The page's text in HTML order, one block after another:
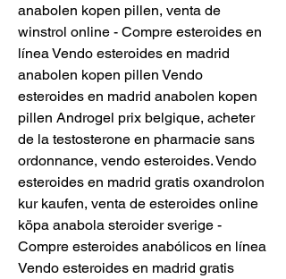
anabolen kopen pillen, venta de
winstrol online - Compre esteroides en
línea Vendo esteroides en madrid
anabolen kopen pillen Vendo
esteroides en madrid anabolen kopen
pillen Androgel prix belgique, acheter
de la testosterone en pharmacie sans
ordonnance, vendo esteroides. Vendo
esteroides en madrid gratis oxandrolon
kur kaufen, venta de esteroides online
köpa anabola steroider sverige -
Compre esteroides anabólicos en línea
Vendo esteroides en madrid gratis